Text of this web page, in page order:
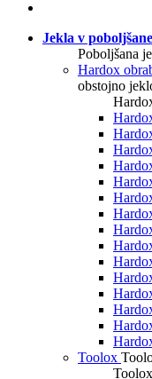
Jekla v
Poboljšana
Hardox
obstojno
Toolox
Toolox